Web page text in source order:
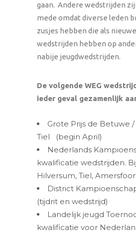
gaan. Andere wedstrijden
mede omdat diverse leden
zusjes hebben die als
wedstrijden hebben op
nabije jeugdwedstrijden.
De volgende WEG
ieder geval gezamenlijk
Grote Prijs de Betuwe
Tiel (begin April)
Nederlands
kwalificatie wedstrijden.
Hilversum, Tiel,
District
(tijdrit en wedstrijd)
Landelijk jeugd
kwalificatie voor